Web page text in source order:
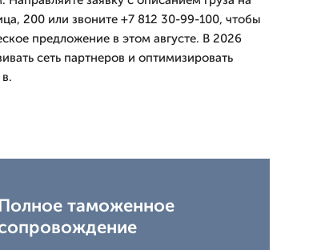
200 или звоните +7 812 30-99-100, чтобы
предложение в этом августе. В 2026
сеть партнеров и оптимизировать
Полное таможенное